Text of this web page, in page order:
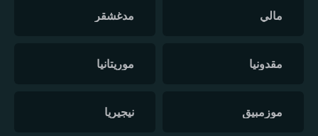
مالي مدغشقر
مقدونيا موريتانيا
موزمبيق نيجيريا